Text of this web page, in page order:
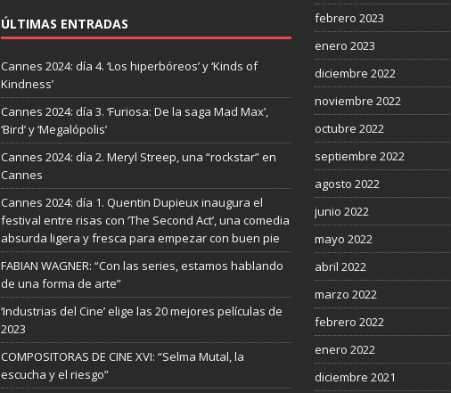
ÚLTIMAS ENTRADAS
Cannes 2024: día 4. ‘Los hiperbóreos’ y ‘Kinds of
Kindness’
Cannes 2024: día 3. ‘Furiosa: De la saga Mad Max’,
‘Bird’ y ‘Megalópolis’
Cannes 2024: día 2. Meryl Streep, una “rockstar” en
Cannes
Cannes 2024: día 1. Quentin Dupieux inaugura el
festival entre risas con ‘The Second Act’, una comedia
absurda ligera y fresca para empezar con buen pie
FABIAN WAGNER: “Con las series, estamos hablando
de una forma de arte”
‘Industrias del Cine’ elige las 20 mejores películas de
2023
COMPOSITORAS DE CINE XVI: “Selma Mutal, la
escucha y el riesgo”
febrero 2023
enero 2023
diciembre 2022
noviembre 2022
octubre 2022
septiembre 2022
agosto 2022
junio 2022
mayo 2022
abril 2022
marzo 2022
febrero 2022
enero 2022
diciembre 2021